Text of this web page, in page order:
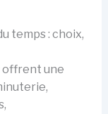
temps : choix,
offrent une